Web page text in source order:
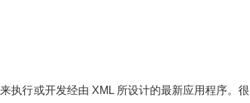
执行或开发经由 XML 所设计的最新应用程序。很